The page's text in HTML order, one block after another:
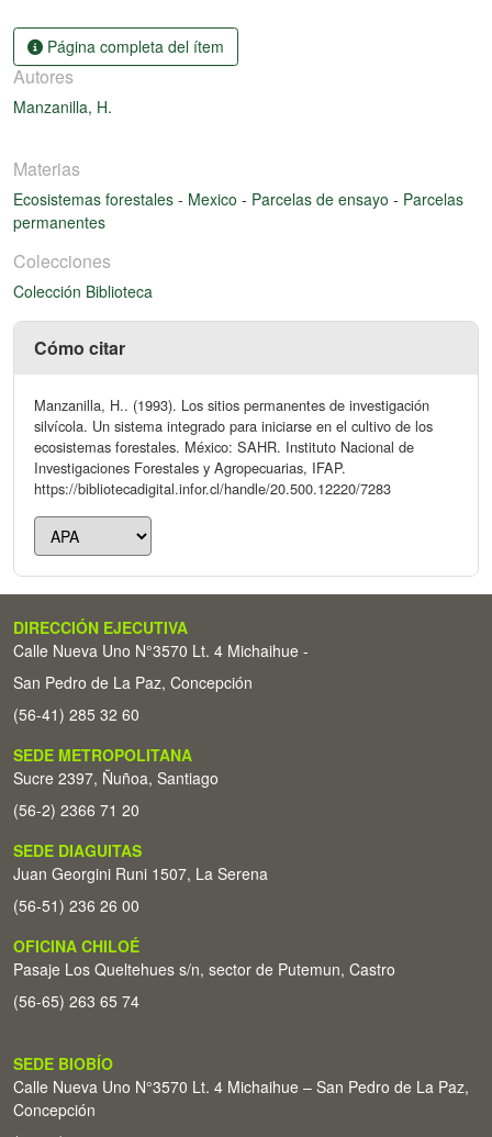
Página completa del ítem
Autores
Manzanilla, H.
Materias
Ecosistemas forestales - Mexico - Parcelas de ensayo - Parcelas
permanentes
Colecciones
Colección Biblioteca
Cómo citar
Manzanilla, H.. (1993). Los sitios permanentes de investigación
silvícola. Un sistema integrado para iniciarse en el cultivo de los
ecosistemas forestales. México: SAHR. Instituto Nacional de
Investigaciones Forestales y Agropecuarias, IFAP.
https://bibliotecadigital.infor.cl/handle/20.500.12220/7283
DIRECCIÓN EJECUTIVA
Calle Nueva Uno N°3570 Lt. 4 Michaihue -
San Pedro de La Paz, Concepción
(56-41) 285 32 60
SEDE METROPOLITANA
Sucre 2397, Ñuñoa, Santiago
(56-2) 2366 71 20
SEDE DIAGUITAS
Juan Georgini Runi 1507, La Serena
(56-51) 236 26 00
OFICINA CHILOÉ
Pasaje Los Queltehues s/n, sector de Putemun, Castro
(56-65) 263 65 74
SEDE BIOBÍO
Calle Nueva Uno N°3570 Lt. 4 Michaihue – San Pedro de La Paz,
Concepción